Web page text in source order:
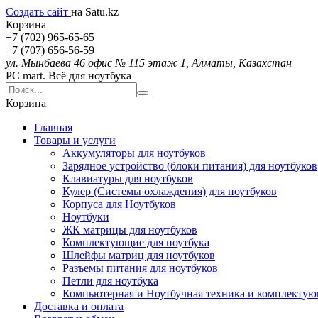
Создать сайт на Satu.kz
Корзина
+7 (702) 965-65-65
+7 (707) 656-56-59
ул. Мынбаева 46 офис № 115 этаж 1, Алматы, Казахстан
PC mart. Всё для ноутбука
Корзина
Главная
Товары и услуги
Аккумуляторы для ноутбуков
Зарядное устройство (блоки питания) для ноутбуков
Клавиатуры для ноутбуков
Кулер (Системы охлаждения) для ноутбуков
Корпуса для Ноутбуков
Ноутбуки
ЖК матрицы для ноутбуков
Комплектующие для ноутбука
Шлейфы матриц для ноутбуков
Разъемы питания для ноутбуков
Петли для ноутбука
Компьютерная и Ноутбучная техника и
Доставка и оплата